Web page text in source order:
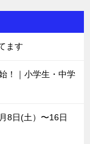
ます
！｜小学生・中学
8日(土）〜16日